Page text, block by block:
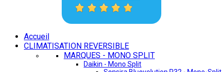
Accueil
CLIMATISATION REVERSIBLE
MARQUES - MONO SPLIT
Daikin - Mono Split